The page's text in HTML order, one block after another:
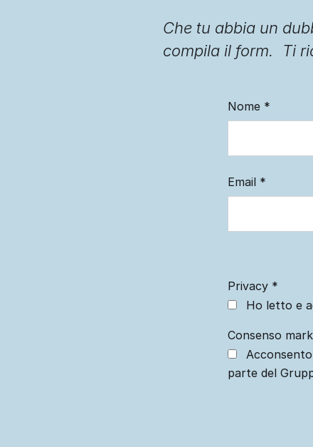
Che tu abbia un
compila il form. Ti
Nome *
Email *
Privacy *
Ho letto e
Consenso
parte del